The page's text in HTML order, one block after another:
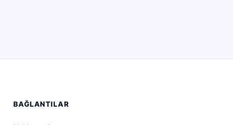
BAĞLANTILAR